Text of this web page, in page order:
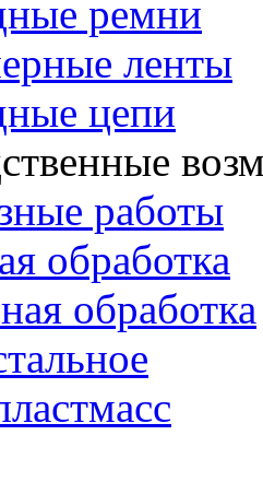
ремни
ленты
цепи
работы
обработка
обработка